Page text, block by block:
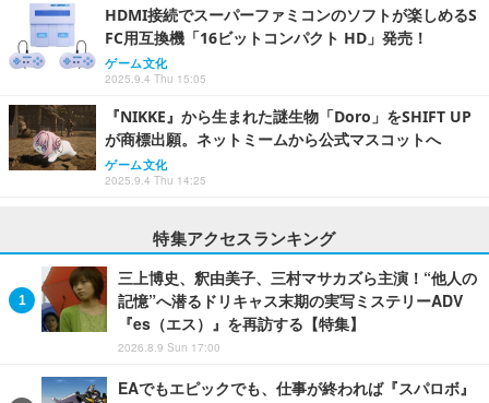
HDMI接続でスーパーファミコンのソフトが楽しめるS
FC用互換機「16ビットコンパクト HD」発売！
ゲーム文化
2025.9.4 Thu 15:05
『NIKKE』から生まれた謎生物「Doro」をSHIFT UP
が商標出願。ネットミームから公式マスコットへ
ゲーム文化
2025.9.4 Thu 14:25
特集アクセスランキング
三上博史、釈由美子、三村マサカズら主演！“他人の
記憶”へ潜るドリキャス末期の実写ミステリーADV
『es（エス）』を再訪する【特集】
2026.8.9 Sun 17:00
EAでもエピックでも、仕事が終われば『スパロボ』